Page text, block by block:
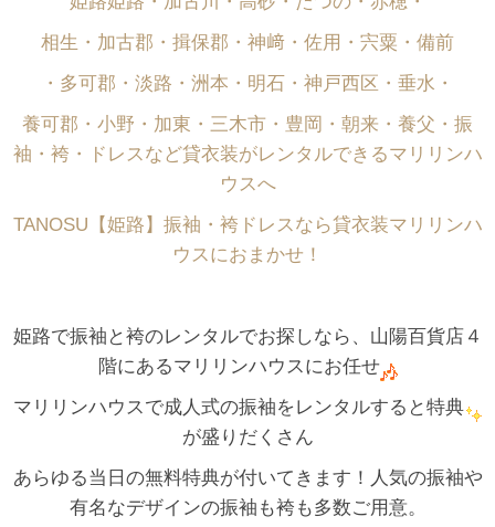
相生・加古郡・揖保郡・神﨑・佐用・宍粟・備前
・多可郡・淡路・洲本・明石・神戸西区・垂水・
養可郡・小野・加東・三木市・豊岡・朝来・養父・振
袖・袴・ドレスなど貸衣装がレンタルできるマリリンハ
ウスへ
TANOSU【姫路】振袖・袴ドレスなら貸衣装マリリンハ
ウスにおまかせ！
姫路で振袖と袴のレンタルでお探しなら、山陽百貨店４
階にあるマリリンハウスにお任せ
マリリンハウスで成人式の振袖をレンタルすると特典
が盛りだくさん
あらゆる当日の無料特典が付いてきます！人気の振袖や
有名なデザインの振袖も袴も多数ご用意。